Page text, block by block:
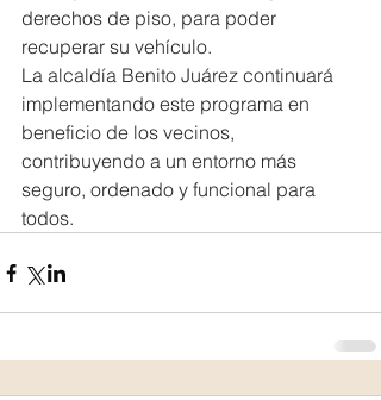
derechos de piso, para poder
recuperar su vehículo.
La alcaldía Benito Juárez continuará
implementando este programa en
beneficio de los vecinos,
contribuyendo a un entorno más
seguro, ordenado y funcional para
todos.